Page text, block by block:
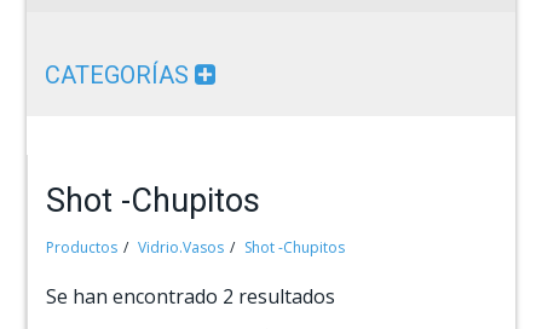
CATEGORÍAS
Shot -Chupitos
Productos Vidrio.Vasos Shot -Chupitos
Se han encontrado 2 resultados